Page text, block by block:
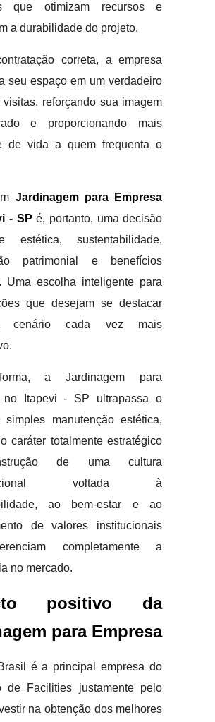
que otimizam recursos e
a durabilidade do projeto.
correta, a empresa
seu espaço em um verdadeiro
visitas, reforçando sua imagem
e proporcionando mais
de vida a quem frequenta o
Jardinagem para Empresa
- SP é, portanto, uma decisão
estética, sustentabilidade,
patrimonial e benefícios
Uma escolha inteligente para
que desejam se destacar
cenário cada vez mais
a Jardinagem para
no Itapevi - SP ultrapassa o
manutenção estética,
caráter totalmente estratégico
de uma cultura
voltada à
ao bem-estar e ao
de valores institucionais
completamente a
no mercado.
positivo da
para Empresa
é a principal empresa do
de Facilities justamente pelo
na obtenção dos melhores